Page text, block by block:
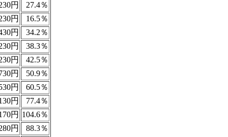
円
27.4％
円
16.5％
円
34.2％
円
38.3％
円
42.5％
円
50.9％
円
60.5％
円
77.4％
円 104.6％
円
88.3％